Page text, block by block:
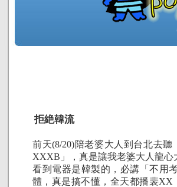
拒絶韓流
前天(8/20)陪老婆大人到台北去
XXXB」，真是讓我老婆大人龍心
看到電器是韓製的，必講「不用
體，真是搞不懂，全天都播裴XX